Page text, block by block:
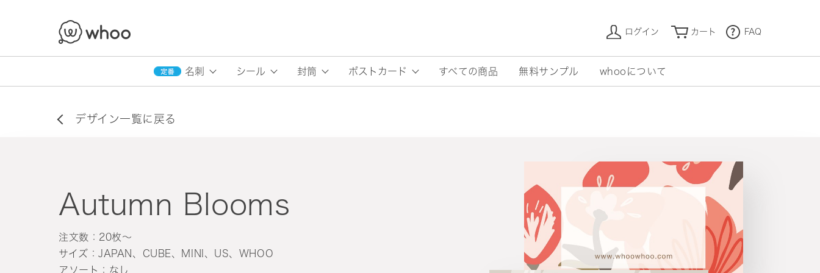
ログイン カート FAQ
名刺 シール 封筒 ポストカード すべての商品 無料サンプル whooについて
デザイン一覧に戻る
Autumn Blooms
注文数：20枚〜
サイズ：JAPAN、CUBE、MINI、US、WHOO
アソート：なし